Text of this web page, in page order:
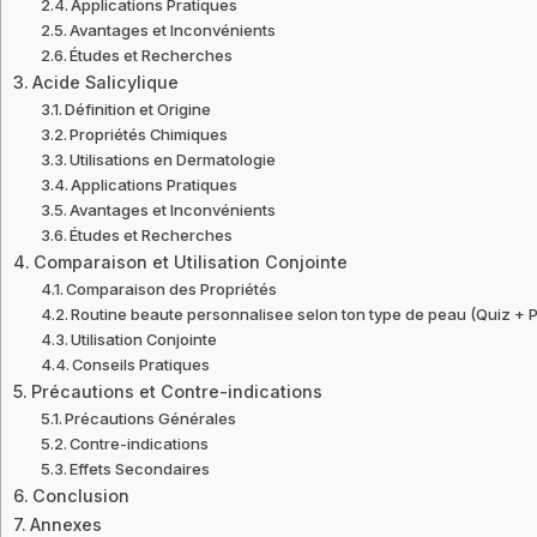
Applications Pratiques
Avantages et Inconvénients
Études et Recherches
Acide Salicylique
Définition et Origine
Propriétés Chimiques
Utilisations en Dermatologie
Applications Pratiques
Avantages et Inconvénients
Études et Recherches
Comparaison et Utilisation Conjointe
Comparaison des Propriétés
Routine beaute personnalisee selon ton type de peau (Quiz +
Utilisation Conjointe
Conseils Pratiques
Précautions et Contre-indications
Précautions Générales
Contre-indications
Effets Secondaires
Conclusion
Annexes